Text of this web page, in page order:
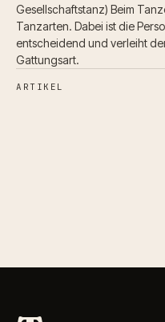
Gesellschaftstanz) Beim
Tanzarten. Dabei ist die
entscheidend und verleiht
Gattungsart.
ARTIKEL